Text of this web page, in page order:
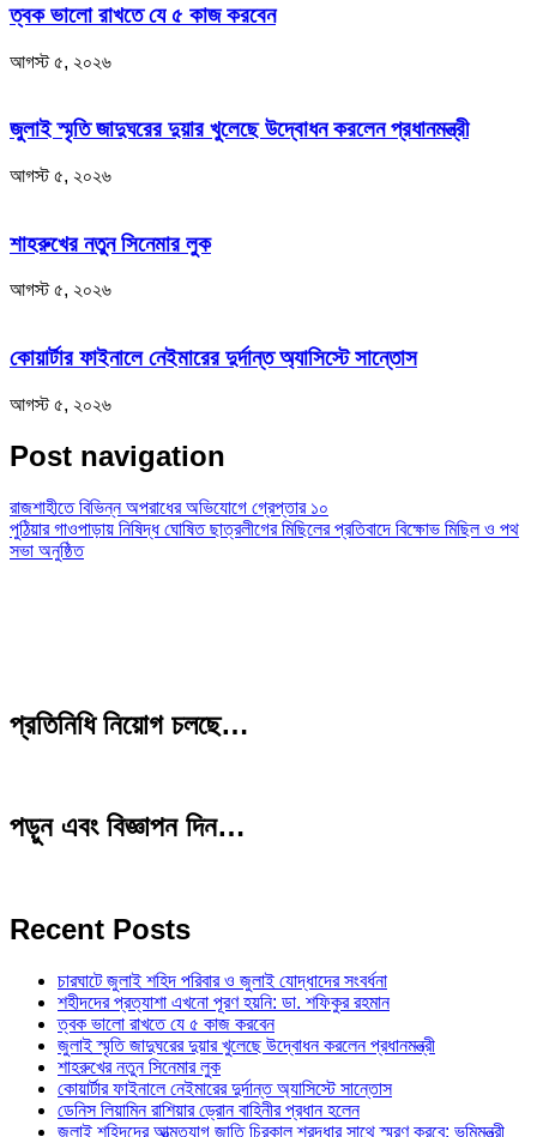
ত্বক ভালো রাখতে যে ৫ কাজ করবেন
আগস্ট ৫, ২০২৬
জুলাই স্মৃতি জাদুঘরের দুয়ার খুলেছে উদ্বোধন করলেন প্রধানমন্ত্রী
আগস্ট ৫, ২০২৬
শাহরুখের নতুন সিনেমার লুক
আগস্ট ৫, ২০২৬
কোয়ার্টার ফাইনালে নেইমারের দুর্দান্ত অ্যাসিস্টে সান্তোস
আগস্ট ৫, ২০২৬
Post navigation
রাজশাহীতে বিভিন্ন অপরাধের অভিযোগে গ্রেপ্তার ১০
পুঠিয়ার গাওপাড়ায় নিষিদ্ধ ঘোষিত ছাত্রলীগের মিছিলের প্রতিবাদে বিক্ষোভ মিছিল ও পথ
সভা অনুষ্ঠিত
প্রতিনিধি নিয়োগ চলছে…
পড়ুন এবং বিজ্ঞাপন দিন…
Recent Posts
চারঘাটে জুলাই শহিদ পরিবার ও জুলাই যোদ্ধাদের সংবর্ধনা
শহীদদের প্রত্যাশা এখনো পূরণ হয়নি: ডা. শফিকুর রহমান
ত্বক ভালো রাখতে যে ৫ কাজ করবেন
জুলাই স্মৃতি জাদুঘরের দুয়ার খুলেছে উদ্বোধন করলেন প্রধানমন্ত্রী
শাহরুখের নতুন সিনেমার লুক
কোয়ার্টার ফাইনালে নেইমারের দুর্দান্ত অ্যাসিস্টে সান্তোস
ডেনিস লিয়ামিন রাশিয়ার ড্রোন বাহিনীর প্রধান হলেন
জুলাই শহিদদের আত্মত্যাগ জাতি চিরকাল শ্রদ্ধার সাথে স্মরণ করবে: ভূমিমন্ত্রী